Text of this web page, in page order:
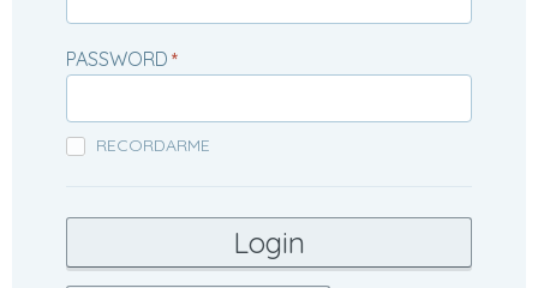
PASSWORD *
RECORDARME